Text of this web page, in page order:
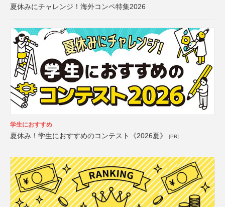
夏休みにチャレンジ！海外コンペ特集2026
学生におすすめ
夏休み！学生におすすめのコンテスト《2026夏》 [PR]